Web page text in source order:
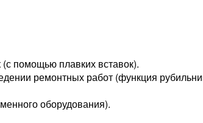
(с помощью плавких вставок).
ремонтных работ (функция
оборудования).